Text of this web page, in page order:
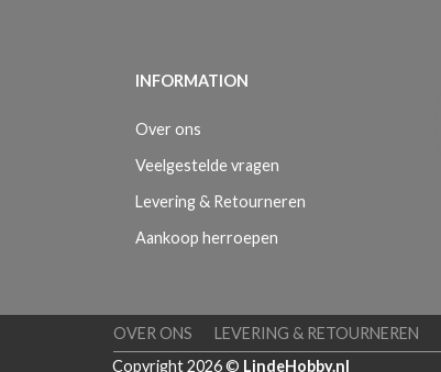
INFORMATION
Over ons
Veelgestelde vragen
Levering & Retourneren
Aankoop herroepen
OVER ONS LEVERING & RETOURNEREN
Copyright 2026 © LindeHobby.nl